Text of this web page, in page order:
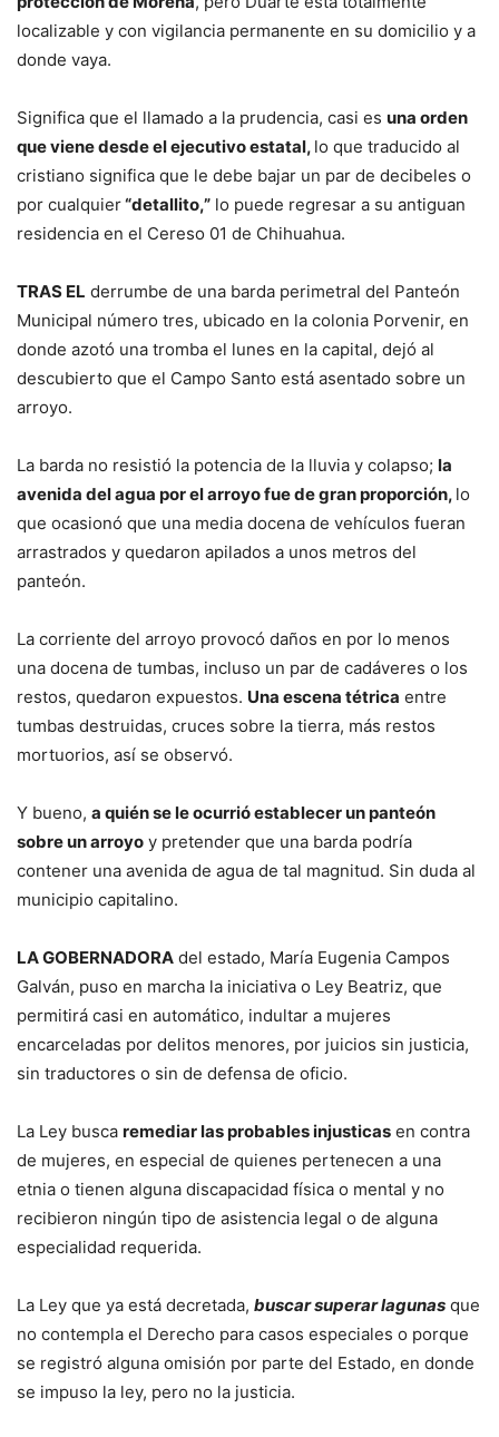
localizable y con vigilancia permanente en su domicilio y a
donde vaya.
Significa que el llamado a la prudencia, casi es una orden
que viene desde el ejecutivo estatal, lo que traducido al
cristiano significa que le debe bajar un par de decibeles o
por cualquier“detallito,” lo puede regresar a su antiguan
residencia en el Cereso 01 de Chihuahua.
TRAS EL derrumbe de una barda perimetral del Panteón
Municipal número tres, ubicado en la colonia Porvenir, en
donde azotó una tromba el lunes en la capital, dejó al
descubierto que el Campo Santo está asentado sobre un
arroyo.
La barda no resistió la potencia de la lluvia y colapso; la
avenida del agua por el arroyo fue de gran proporción, lo
que ocasionó que una media docena de vehículos fueran
arrastrados y quedaron apilados a unos metros del
panteón.
La corriente del arroyo provocó daños en por lo menos
una docena de tumbas, incluso un par de cadáveres o los
restos, quedaron expuestos. Una escena tétrica entre
tumbas destruidas, cruces sobre la tierra, más restos
mortuorios, así se observó.
Y bueno, a quién se le ocurrió establecer un panteón
sobre un arroyo y pretender que una barda podría
contener una avenida de agua de tal magnitud. Sin duda al
municipio capitalino.
LA GOBERNADORA del estado, María Eugenia Campos
Galván, puso en marcha la iniciativa o Ley Beatriz, que
permitirá casi en automático, indultar a mujeres
encarceladas por delitos menores, por juicios sin justicia,
sin traductores o sin de defensa de oficio.
La Ley busca remediar las probables injusticas en contra
de mujeres, en especial de quienes pertenecen a una
etnia o tienen alguna discapacidad física o mental y no
recibieron ningún tipo de asistencia legal o de alguna
especialidad requerida.
La Ley que ya está decretada, buscar superar lagunas que
no contempla el Derecho para casos especiales o porque
se registró alguna omisión por parte del Estado, en donde
se impuso la ley, pero no la justicia.